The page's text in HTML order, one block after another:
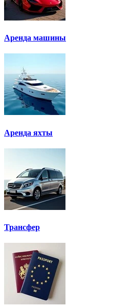
Аренда машины
Аренда яхты
Трансфер